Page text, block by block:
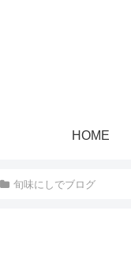
HOME
旬味にしでブログ